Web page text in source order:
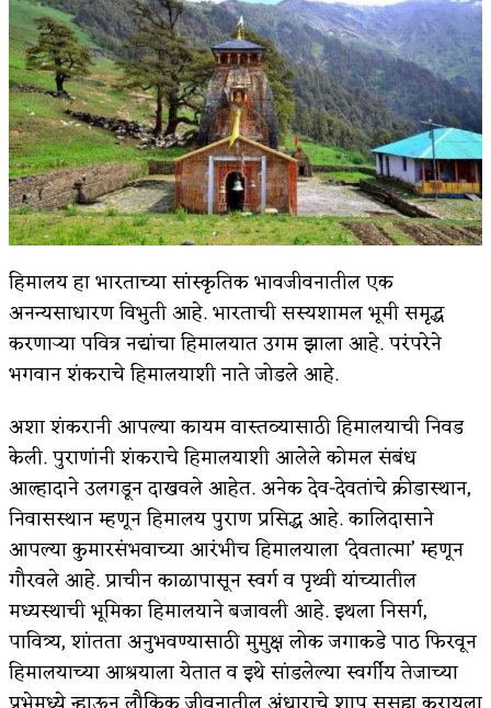
किती घोषणांचा पाऊस होता
कसं हुईन तं हू माय…
काळजाचे प्रेत
चमकदार चांदी
आदिवासींचा डॉक्टर, समाजसेवेचा ध्यास : डॉ. राहुल
डेंग्यू: ताप उतरला म्हणजे धोका टळला असे नाही!
४ जुलै – इतिहासात घडलेल्या महत्त्वाच्या घटना
‘अर्थ’पूर्ण हास्य
अष्टपैलू : खंडू रांगणेकर
अपूर्ण कथा
बुडीच खटलं – संयुक्त कुटुंब का गरजेचं?
हिमालय हा भारताच्या सांस्कृतिक भावजीवनातील एक
अनन्यसाधारण विभुती आहे. भारताची सस्यशामल भूमी समृद्ध
करणाऱ्या पवित्र नद्यांचा हिमालयात उगम झाला आहे. परंपरेने
भगवान शंकराचे हिमालयाशी नाते जोडले आहे.
अशा शंकरानी आपल्या कायम वास्तव्यासाठी हिमालयाची निवड
केली. पुराणांनी शंकराचे हिमालयाशी आलेले कोमल संबंध
आल्हादाने उलगडून दाखवले आहेत. अनेक देव-देवतांचे क्रीडास्थान,
निवासस्थान म्हणून हिमालय पुराण प्रसिद्ध आहे. कालिदासाने
आपल्या कुमारसंभवाच्या आरंभीच हिमालयाला ‘देवतात्मा’ म्हणून
गौरवले आहे. प्राचीन काळापासून स्वर्ग व पृथ्वी यांच्यातील
मध्यस्थाची भूमिका हिमालयाने बजावली आहे. इथला निसर्ग,
पावित्र्य, शांतता अनुभवण्यासाठी मुमुक्ष लोक जगाकडे पाठ फिरवून
हिमालयाच्या आश्रयाला येतात व इथे सांडलेल्या स्वर्गीय तेजाच्या